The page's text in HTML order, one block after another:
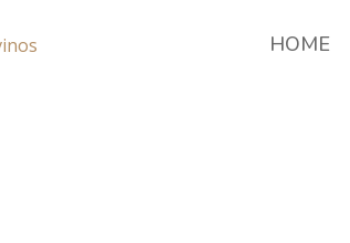
HOME